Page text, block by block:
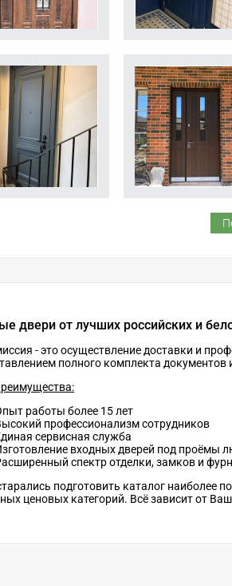
двери от лучших российских и
- это осуществление доставки и
полного комплекта документов
работы более 15 лет
профессионализм сотрудников
сервисная служба
входных дверей под проёмы
спектр отделки, замков и
подготовить каталог наиболее
ценовых категорий. Всё зависит от